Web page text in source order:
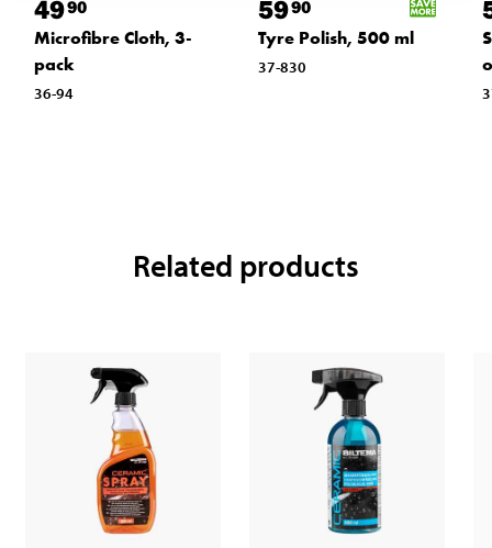
4990
Microfibre Cloth, 3-
pack
36-94
5990
Tyre Polish, 500 ml
37-830
Related products